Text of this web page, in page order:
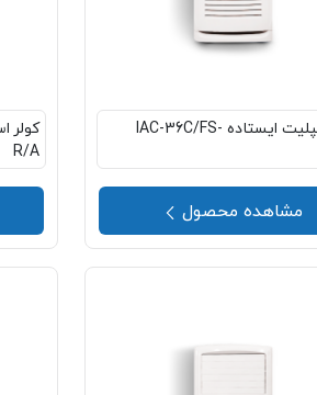
کولر اسپلیت ایستاده IAC-36C/FS-
مشاهده محصول
R/A